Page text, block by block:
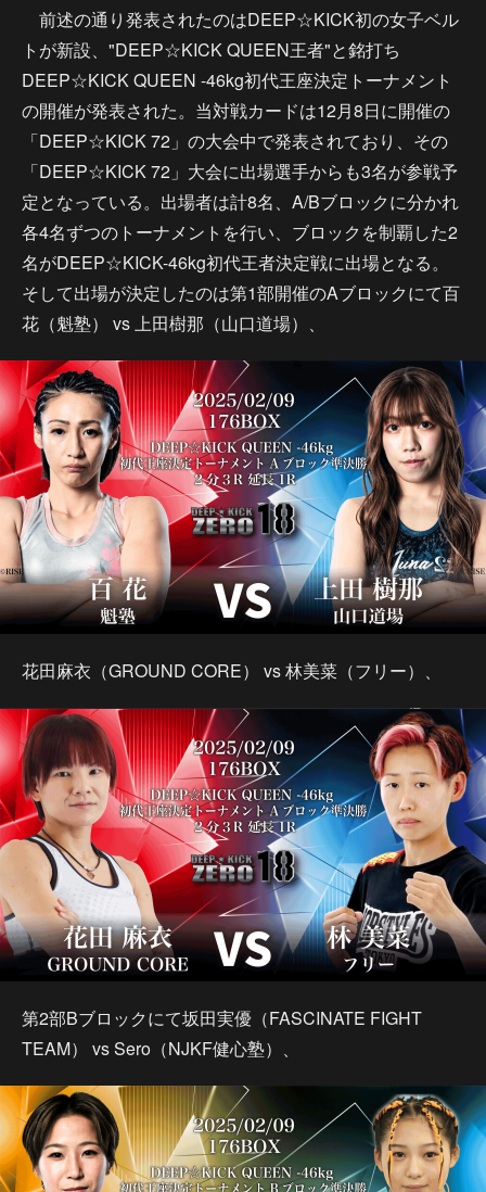
前述の通り発表されたのはDEEP☆KICK初の女子ベル
トが新設、"DEEP☆KICK QUEEN王者"と銘打ち
DEEP☆KICK QUEEN -46kg初代王座決定トーナメント
の開催が発表された。当対戦カードは12月8日に開催の
「DEEP☆KICK 72」の大会中で発表されており、その
「DEEP☆KICK 72」大会に出場選手からも3名が参戦予
定となっている。出場者は計8名、A/Bブロックに分かれ
各4名ずつのトーナメントを行い、ブロックを制覇した2
名がDEEP☆KICK-46kg初代王者決定戦に出場となる。
そして出場が決定したのは第1部開催のAブロックにて百
花（魁塾） vs 上田樹那（山口道場）、
花田麻衣（GROUND CORE） vs 林美菜（フリー）、
第2部Bブロックにて坂田実優（FASCINATE FIGHT
TEAM） vs Sero（NJKF健心塾）、